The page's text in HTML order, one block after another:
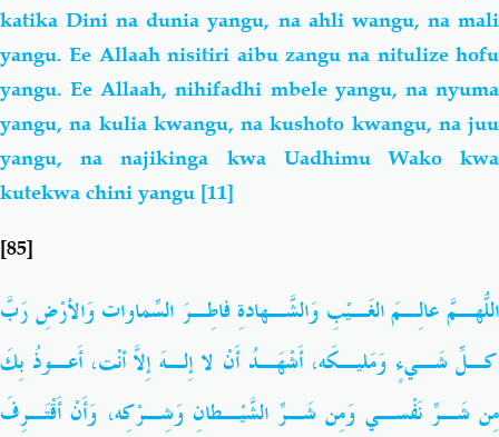
katika Dini na dunia yangu, na ahli wangu, na mali
yangu. Ee Allaah nisitiri aibu zangu na nitulize hofu
yangu. Ee Allaah, nihifadhi mbele yangu, na nyuma
yangu, na kulia kwangu, na kushoto kwangu, na juu
yangu, na najikinga kwa Uadhimu Wako kwa
kutekwa chini yangu [11]
[85]
اللّهُـمَّ عالِـمَ الغَـيْبِ وَالشّـهادَةِ فاطِـرَ السّماواتِ وَالأرْضِ رَبَّ
كـلِّ شَـيءٍ وَمَليـكَه، أَشْهَـدُ أَنْ لا إِلـهَ إِلاّ أَنْت، أَعـوذُ بِكَ
مِن شَـرِّ نَفْسـي وَمِن شَـرِّ الشَّيْـطانِ وَشِـرْكِه، وَأَنْ أَقْتَـرِفَ